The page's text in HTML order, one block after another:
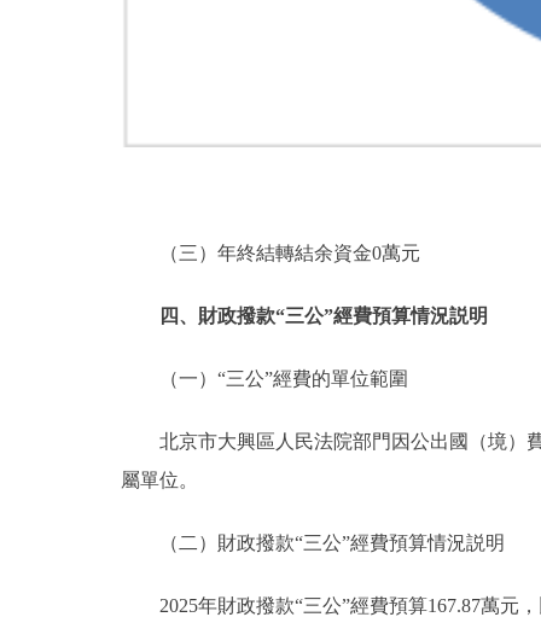
（三）年終結轉結余資金0萬元
四、財政撥款“三公”經費預算情況説明
（一）“三公”經費的單位範圍
北京市大興區人民法院部門因公出國（境）費
屬單位。
（二）財政撥款“三公”經費預算情況説明
2025年財政撥款“三公”經費預算167.87萬元，